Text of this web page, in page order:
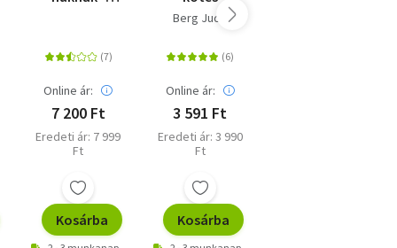
Online ár:
7 200 Ft
Eredeti ár: 7 999
Ft
Kosárba
Berg Judit
Online ár:
3 591 Ft
Eredeti ár: 3 990
Ft
Kosárba